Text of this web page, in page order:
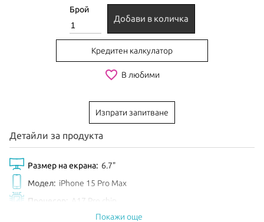
Брой
Добави в количка
Кредитен калкулатор
favorite_border В любими
Изпрати запитване
Детайли за продукта
Размер на екрана: 6.7"
Модел: iPhone 15 Pro Max
Процесор:
A17 Pro chip
Покажи още